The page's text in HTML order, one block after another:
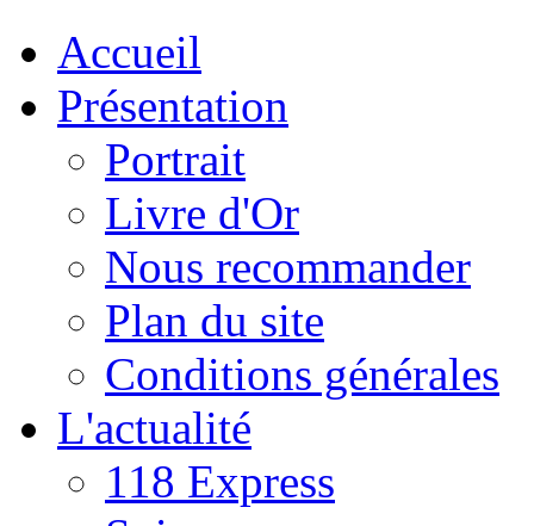
Accueil
Présentation
Portrait
Livre d'Or
Nous recommander
Plan du site
Conditions générales
L'actualité
118 Express